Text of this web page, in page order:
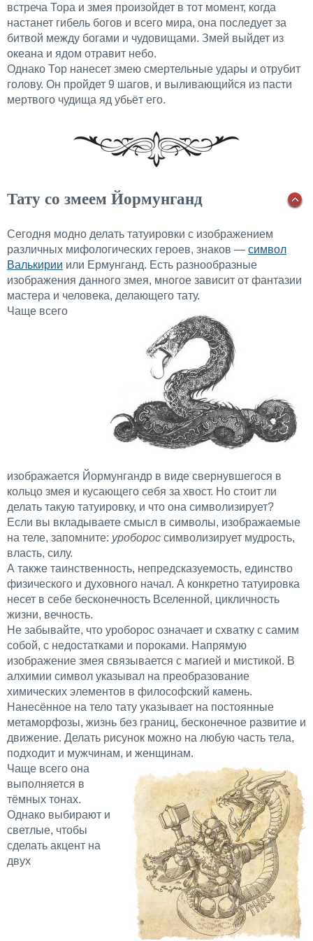
встреча Тора и змея произойдет в тот момент, когда
настанет гибель богов и всего мира, она последует за
битвой между богами и чудовищами. Змей выйдет из
океана и ядом отравит небо.
Однако Тор нанесет змею смертельные удары и отрубит
голову. Он пройдет 9 шагов, и выливающийся из пасти
мертвого чудища яд убьёт его.
Тату со змеем Йормунганд
Сегодня модно делать татуировки с изображением
различных мифологических героев, знаков — символ
Валькирии или Ермунганд. Есть разнообразные
изображения данного змея, многое зависит от фантазии
мастера и человека, делающего тату.
Чаще всего
изображается Йормунгандр в виде свернувшегося в
кольцо змея и кусающего себя за хвост. Но стоит ли
делать такую татуировку, и что она символизирует?
Если вы вкладываете смысл в символы, изображаемые
на теле, запомните: уроборос символизирует мудрость,
власть, силу.
А также таинственность, непредсказуемость, единство
физического и духовного начал. А конкретно татуировка
несет в себе бесконечность Вселенной, цикличность
жизни, вечность.
Не забывайте, что уроборос означает и схватку с самим
собой, с недостатками и пороками. Напрямую
изображение змея связывается с магией и мистикой. В
алхимии символ указывал на преобразование
химических элементов в философский камень.
Нанесённое на тело тату указывает на постоянные
метаморфозы, жизнь без границ, бесконечное развитие и
движение. Делать рисунок можно на любую часть тела,
подходит и мужчинам, и женщинам.
Чаще всего она
выполняется в
тёмных тонах.
Однако выбирают и
светлые, чтобы
сделать акцент на
двух